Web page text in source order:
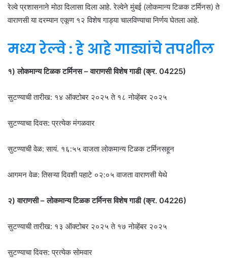
रेल्वे प्रशासनाने मोठा दिलासा दिला आहे. रेल्वेने मुंबई (लोकमान्य टिळक टर्मिनस) ते
वाराणसी या दरम्यान एकूण १२ विशेष गाड्या चालविण्याचा निर्णय घेतला आहे.
मध्य रेल्वे : हे आहे गाड्यांचे तपशील
१) लोकमान्य टिळक टर्मिनस – वाराणसी विशेष गाडी (क्र. 04225)
सुटण्याची तारीख: १४ ऑक्टोबर २०२५ ते १८ नोव्हेंबर २०२५
सुटण्याचा दिवस: प्रत्येक मंगळवार
सुटण्याची वेळ: सायं. १६:५५ वाजता लोकमान्य टिळक टर्मिनसहून
आगमन वेळ: तिसऱ्या दिवशी पहाटे ०२:०५ वाजता वाराणसी येथे
२) वाराणसी – लोकमान्य टिळक टर्मिनस विशेष गाडी (क्र. 04226)
सुटण्याची तारीख: १३ ऑक्टोबर २०२५ ते १७ नोव्हेंबर २०२५
सुटण्याचा दिवस: प्रत्येक सोमवार